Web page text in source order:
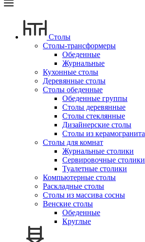
Столы
Столы-трансформеры
Обеденные
Журнальные
Кухонные столы
Деревянные столы
Столы обеденные
Обеденные группы
Столы деревянные
Столы стеклянные
Дизайнерские столы
Столы из керамогранита
Столы для комнат
Журнальные столики
Сервировочные столики
Туалетные столики
Компьютерные столы
Раскладные столы
Столы из массива сосны
Венские столы
Обеденные
Круглые